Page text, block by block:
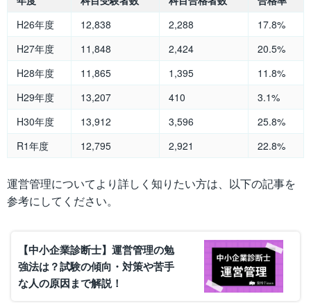
H26年度
12,838 2,288
17.8%
H27年度
11,848 2,424
20.5%
H28年度
11,865 1,395
11.8%
H29年度
13,207 410
3.1%
H30年度
13,912 3,596
25.8%
R1年度
12,795 2,921 22.8%
運営管理についてより詳しく知りたい方は、以下の記事を
参考にしてください。
【中小企業診断士】運営管理の勉
強法は？試験の傾向・対策や苦手
な人の原因まで解説！